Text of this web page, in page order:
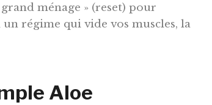
ménage » (reset) pour
régime qui vide vos muscles, la
Aloe